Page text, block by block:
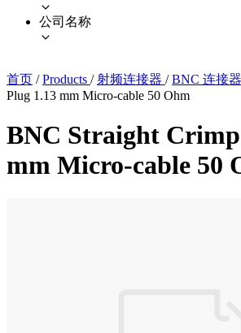
公司名称
首页 / Products / 射频连接器 / BNC 连接器
Plug 1.13 mm Micro-cable 50 Ohm
BNC Straight
mm Micro-cable 50